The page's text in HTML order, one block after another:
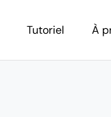
Tutoriel À